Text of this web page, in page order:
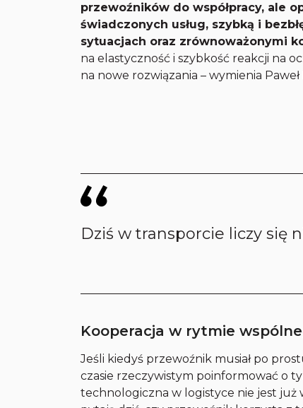
przewoźników do współpracy, ale
świadczonych usług, szybką i
sytuacjach oraz zrównoważonymi
na elastyczność i szybkość reakcji na
na nowe rozwiązania – wymienia
Dziś w transporcie liczy się
Kooperacja w rytmie
Jeśli kiedyś przewoźnik musiał po
czasie rzeczywistym poinformować o
technologiczna w logistyce nie jest już